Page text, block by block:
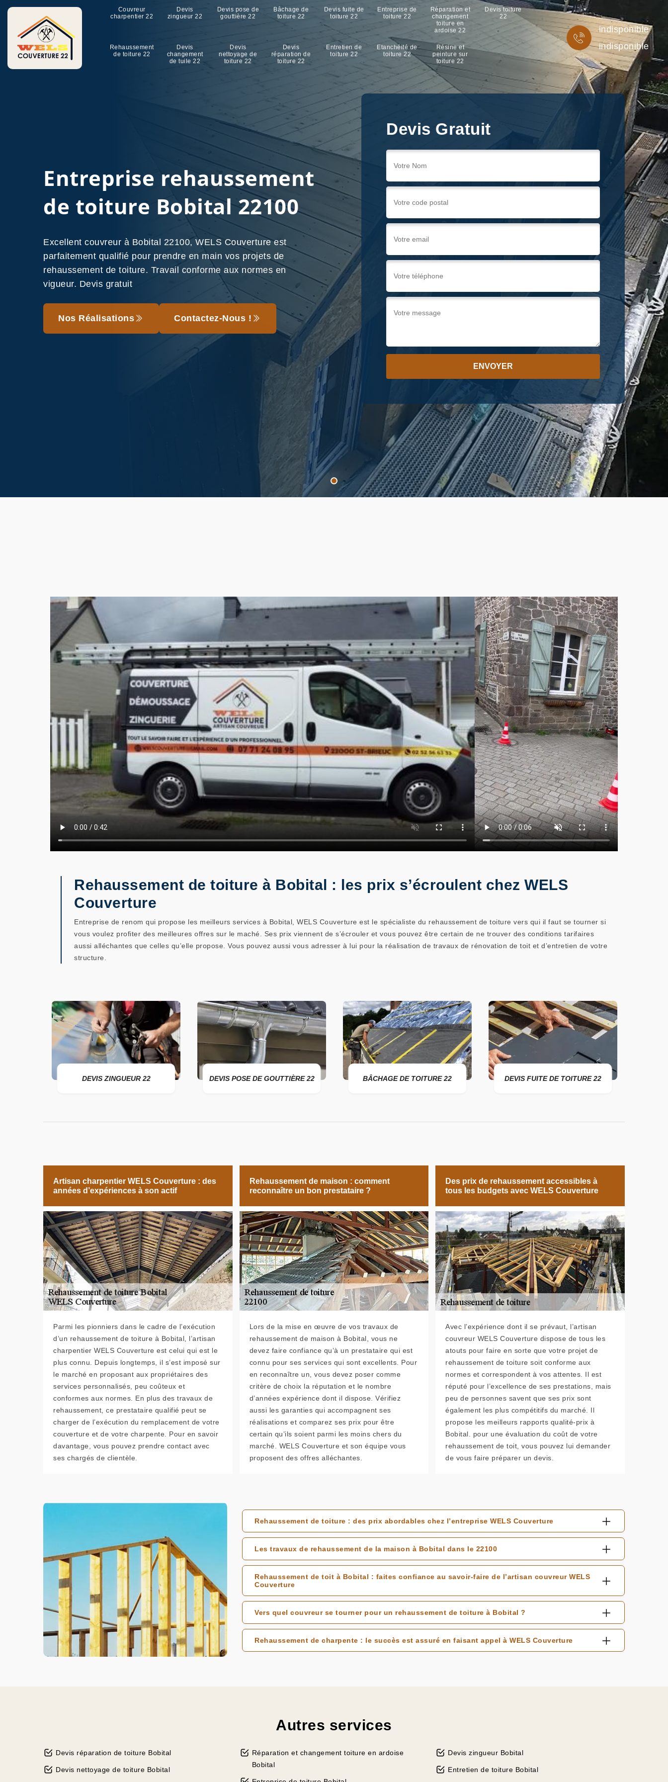
Couvreur
charpentier 22
Devis
zingueur 22
Devis pose de
gouttière 22
Bâchage de
toiture 22
Devis fuite de
toiture 22
Entreprise de
toiture 22
Réparation et
changement
toiture en
ardoise 22
Devis toiture
22
Rehaussement
de toiture 22
Devis
changement
de tuile 22
Devis
nettoyage de
toiture 22
Devis
réparation de
toiture 22
Entretien de
toiture 22
Etanchéité de
toiture 22
Résine et
peinture sur
toiture 22
indisponible
indisponible
Entreprise rehaussement
de toiture Bobital 22100
Excellent couvreur à Bobital 22100, WELS Couverture est
parfaitement qualifié pour prendre en main vos projets de
rehaussement de toiture. Travail conforme aux normes en
vigueur. Devis gratuit
Nos Réalisations Contactez-Nous !
Devis Gratuit
Rehaussement de toiture à Bobital : les prix s’écroulent chez WELS
Couverture
Entreprise de renom qui propose les meilleurs services à Bobital, WELS Couverture est le spécialiste du rehaussement de toiture vers qui il faut se tourner si
vous voulez profiter des meilleures offres sur le maché. Ses prix viennent de s’écrouler et vous pouvez être certain de ne trouver des conditions tarifaires
aussi alléchantes que celles qu’elle propose. Vous pouvez aussi vous adresser à lui pour la réalisation de travaux de rénovation de toit et d’entretien de votre
structure.
DEVIS ZINGUEUR 22 DEVIS POSE DE GOUTTIÈRE 22 BÂCHAGE DE TOITURE 22 DEVIS FUITE DE TOITURE 22
Artisan charpentier WELS Couverture : des
années d’expériences à son actif
Parmi les pionniers dans le cadre de l’exécution
d’un rehaussement de toiture à Bobital, l’artisan
charpentier WELS Couverture est celui qui est le
plus connu. Depuis longtemps, il s’est imposé sur
le marché en proposant aux propriétaires des
services personnalisés, peu coûteux et
conformes aux normes. En plus des travaux de
rehaussement, ce prestataire qualifié peut se
charger de l’exécution du remplacement de votre
couverture et de votre charpente. Pour en savoir
davantage, vous pouvez prendre contact avec
ses chargés de clientèle.
Rehaussement de maison : comment
reconnaître un bon prestataire ?
Lors de la mise en œuvre de vos travaux de
rehaussement de maison à Bobital, vous ne
devez faire confiance qu’à un prestataire qui est
connu pour ses services qui sont excellents. Pour
en reconnaître un, vous devez poser comme
critère de choix la réputation et le nombre
d’années expérience dont il dispose. Vérifiez
aussi les garanties qui accompagnent ses
réalisations et comparez ses prix pour être
certain qu’ils soient parmi les moins chers du
marché. WELS Couverture et son équipe vous
proposent des offres alléchantes.
Des prix de rehaussement accessibles à
tous les budgets avec WELS Couverture
Avec l’expérience dont il se prévaut, l’artisan
couvreur WELS Couverture dispose de tous les
atouts pour faire en sorte que votre projet de
rehaussement de toiture soit conforme aux
normes et correspondent à vos attentes. Il est
réputé pour l’excellence de ses prestations, mais
peu de personnes savent que ses prix sont
également les plus compétitifs du marché. Il
propose les meilleurs rapports qualité-prix à
Bobital. pour une évaluation du coût de votre
rehaussement de toit, vous pouvez lui demander
de vous faire préparer un devis.
Rehaussement de toiture : des prix abordables chez l’entreprise WELS Couverture
Les travaux de rehaussement de la maison à Bobital dans le 22100
Rehaussement de toit à Bobital : faites confiance au savoir-faire de l’artisan couvreur WELS
Couverture
Vers quel couvreur se tourner pour un rehaussement de toiture à Bobital ?
Rehaussement de charpente : le succès est assuré en faisant appel à WELS Couverture
Autres services
Devis réparation de toiture Bobital
Devis nettoyage de toiture Bobital
Réparation et changement toiture en ardoise
Bobital
Devis zingueur Bobital
Entretien de toiture Bobital